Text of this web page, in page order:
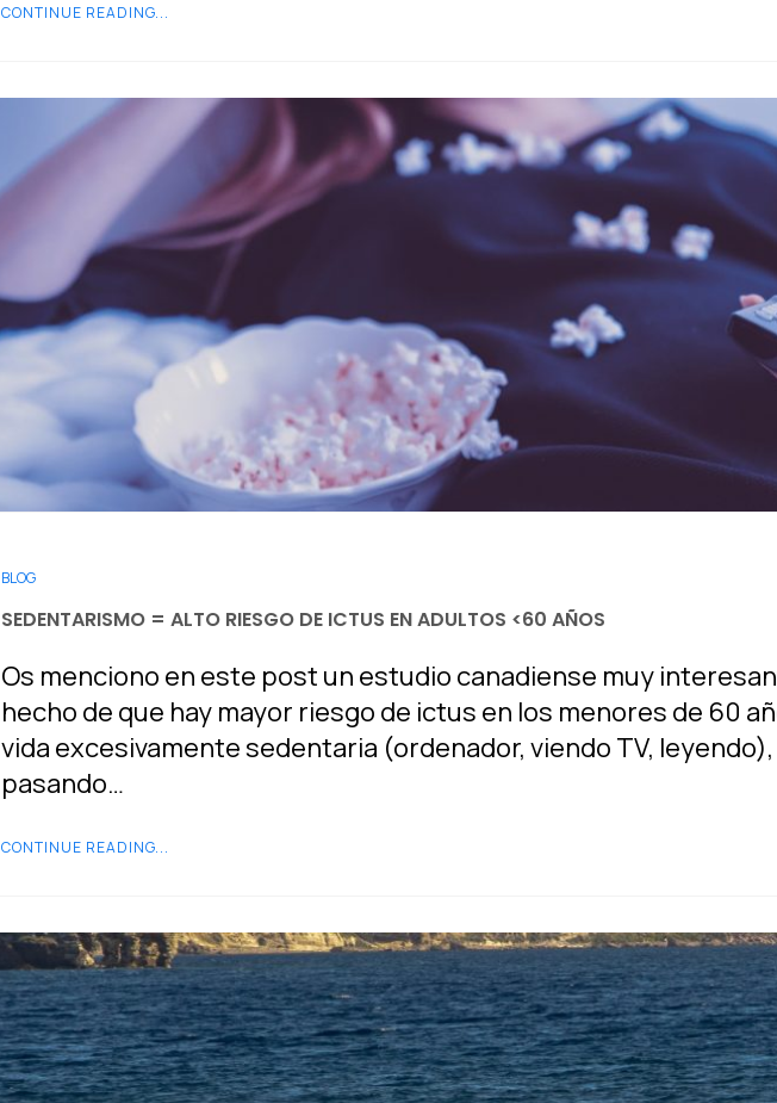
CONTINUE READING...
BLOG
SEDENTARISMO = ALTO RIESGO DE ICTUS EN ADULTOS <60 AÑOS
Os menciono en este post un estudio canadiense muy
hecho de que hay mayor riesgo de ictus en los menores de 60
vida excesivamente sedentaria (ordenador, viendo TV, leyendo),
pasando…
CONTINUE READING...